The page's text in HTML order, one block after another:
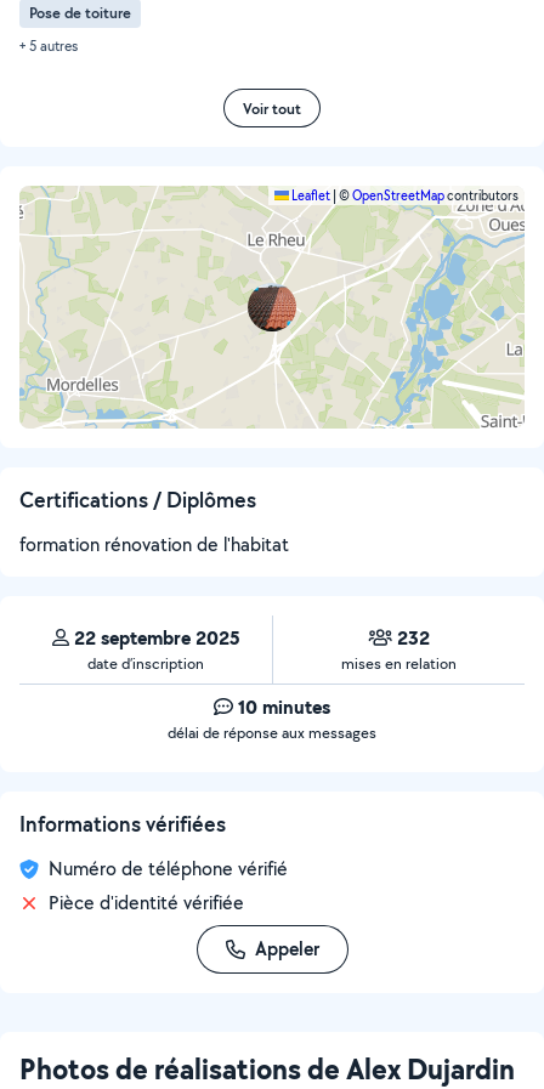
Pose de toiture
+ 5 autres
Voir tout
Leaflet ©OpenStreetMapcontributors
Certifications / Diplômes
formation rénovation de l'habitat
22 septembre 2025
date d’inscription
232
mises en relation
10 minutes
délai de réponse aux messages
Informations vérifiées
Numéro de téléphone vérifié
Pièce d'identité vérifiée
Appeler
Photos de réalisations de Alex Dujardin